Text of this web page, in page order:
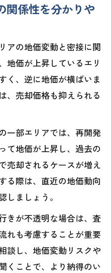
関係性を分かりや
アの地価変動と密接に関
地価が上昇しているエリ
く、逆に地価が横ばいま
、売却価格も抑えられる
一部エリアでは、再開発
て地価が上昇し、過去の
売却されるケースが増え
る際は、直近の地価動向
しましょう。
きが不透明な場合は、査
れも考慮することが重要
談し、地価変動リスクや
くことで、より納得のい